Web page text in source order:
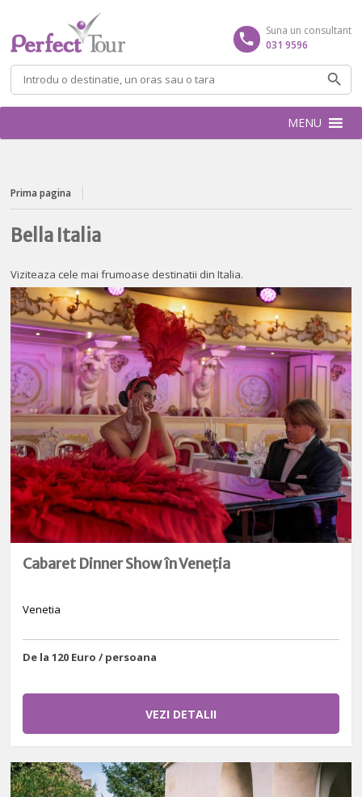
Caută
după:
Suna un consultant
031 9596
MENU
Prima pagina
Bella Italia
Viziteaza cele mai frumoase destinatii din Italia.
Cabaret Dinner Show în Veneția
Venetia
De la 120 Euro / persoana
VEZI DETALII